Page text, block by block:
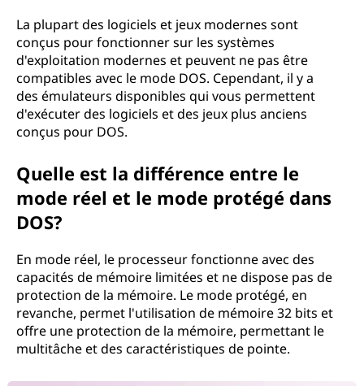
La plupart des logiciels et jeux modernes sont
conçus pour fonctionner sur les systèmes
d'exploitation modernes et peuvent ne pas être
compatibles avec le mode DOS. Cependant, il y a
des émulateurs disponibles qui vous permettent
d'exécuter des logiciels et des jeux plus anciens
conçus pour DOS.
Quelle est la différence entre le
mode réel et le mode protégé dans
DOS?
En mode réel, le processeur fonctionne avec des
capacités de mémoire limitées et ne dispose pas de
protection de la mémoire. Le mode protégé, en
revanche, permet l'utilisation de mémoire 32 bits et
offre une protection de la mémoire, permettant le
multitâche et des caractéristiques de pointe.